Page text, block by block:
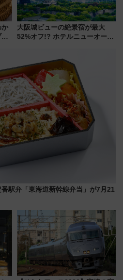
か
大阪城ビューの絶景宿が最大
52%オフ!? ホテルニューオータ
る方法（8月20日まで！）
駅弁「東海道新幹線弁当」が7月21